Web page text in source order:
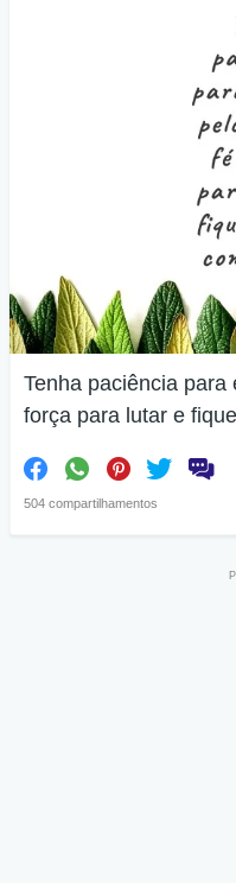
Tenha paciência para
força para lutar e
504 compartilhamentos